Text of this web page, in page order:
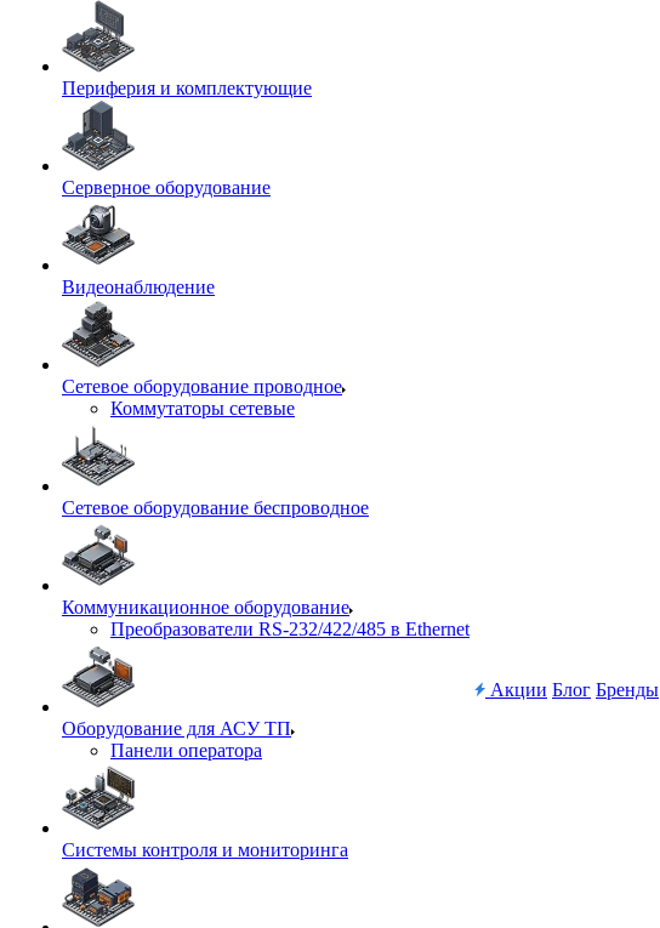
Периферия и комплектующие
Серверное оборудование
Видеонаблюдение
Сетевое оборудование проводное
Коммутаторы сетевые
Сетевое оборудование беспроводное
Коммуникационное оборудование
Преобразователи RS-232/422/485 в Ethernet
Оборудование для АСУ ТП
Панели оператора
Системы контроля и мониторинга
Акции Блог Бренды